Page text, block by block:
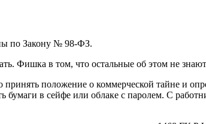
по Закону № 98-ФЗ.
Фишка в том, что остальные об этом не
положение о коммерческой тайне и
в сейфе или облаке с паролем. С